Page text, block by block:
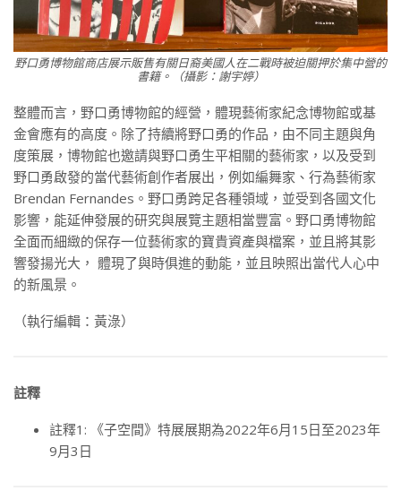
野口勇博物館商店展示販售有關日裔美國人在二戰時被迫關押於集中營的
書籍。（攝影：謝宇婷）
整體而言，野口勇博物館的經營，體現藝術家紀念博物館或基
金會應有的高度。除了持續將野口勇的作品，由不同主題與角
度策展，博物館也邀請與野口勇生平相關的藝術家，以及受到
野口勇啟發的當代藝術創作者展出，例如編舞家、行為藝術家
Brendan Fernandes。野口勇跨足各種領域，並受到各國文化
影響，能延伸發展的研究與展覽主題相當豐富。野口勇博物館
全面而細緻的保存一位藝術家的寶貴資產與檔案，並且將其影
響發揚光大， 體現了與時俱進的動能，並且映照出當代人心中
的新風景。
（執行編輯：黃淥）
註釋
註釋1: 《子空間》特展展期為2022年6月15日至2023年
9月3日